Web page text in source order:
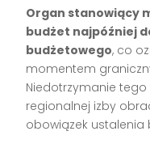
Organ stanowiący
budżet najpóźniej
budżetowego, co
momentem
Niedotrzymanie
regionalnej izby
obowiązek ustalenia